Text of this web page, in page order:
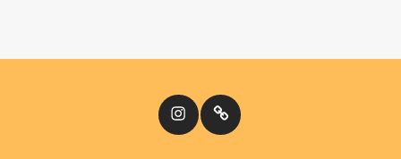
InstagramКіномандри